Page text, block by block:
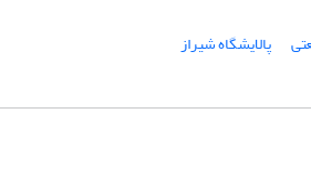
پالایشگاه شیراز